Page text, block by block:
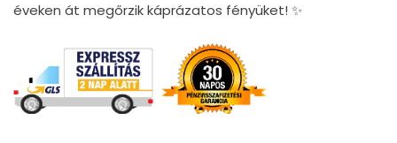
éveken át megőrzik káprázatos fényüket! ✨